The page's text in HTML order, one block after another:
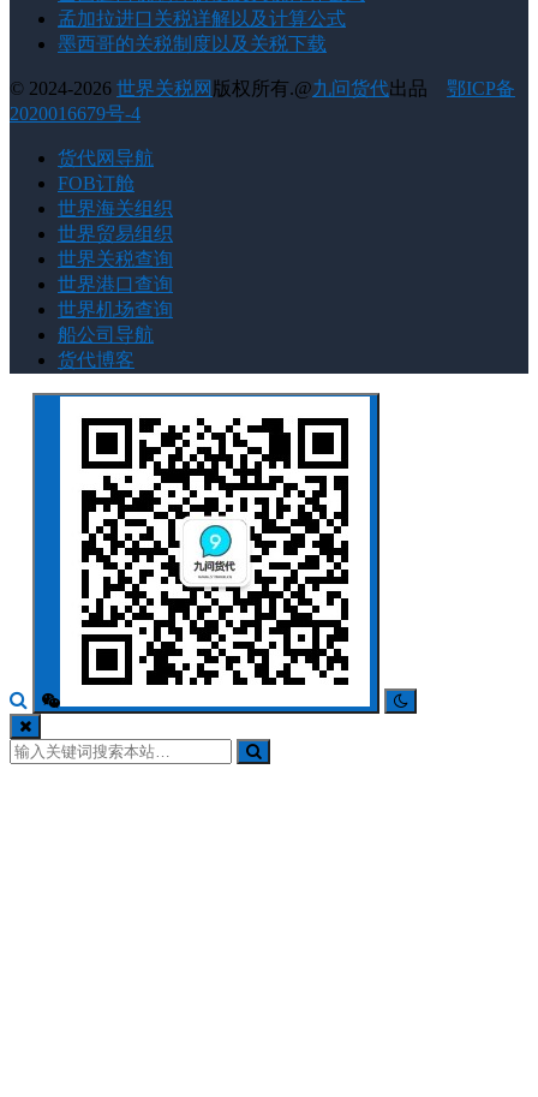
孟加拉进口关税详解以及计算公式
墨西哥的关税制度以及关税下载
© 2024-2026 世界关税网 版权所有.@九问货代出品 鄂ICP备
2020016679号-4
货代网导航
FOB订舱
世界海关组织
世界贸易组织
世界关税查询
世界港口查询
世界机场查询
船公司导航
货代博客